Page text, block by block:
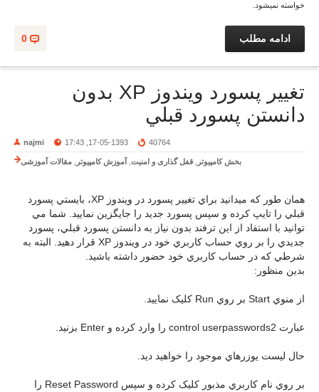
خواسته نميشود.
0 ادامه مطلب
تغيير پسورد ويندوز XP بدون
دانستن پسورد قبلي
najmi 17-05-1393, 17:43 40764
بخش کامپیوتر قفل گذاری و امنیت آموزش کامپیوتر مقالات آموزشی
همان طور که ميدانيد براي تغيير پسورد در ويندوز XP، بايستي پسورد
قبلي را تايپ کرده و سپس پسورد جديد را جايگزين نماييد. شما مي
توانيد با استفاد از اين ترفند بدون نياز به دانستن پسورد قبلي، پسورد
جديدي را بر روي حساب کاربري خود در ويندوز XP قرار دهيد. البته به
شرطي که در حساب کاربري خود حضور داشته باشيد.
بدين منظور:
از منوي Start بر روي Run کليک نماييد.
عبارت control userpasswords2 را وارد کرده و Enter بزنيد.
حال ليست يوزرهاي موجود را خواهيد ديد.
بر روي نام کاربري مذبور کليک کرده و سپس Reset Password را